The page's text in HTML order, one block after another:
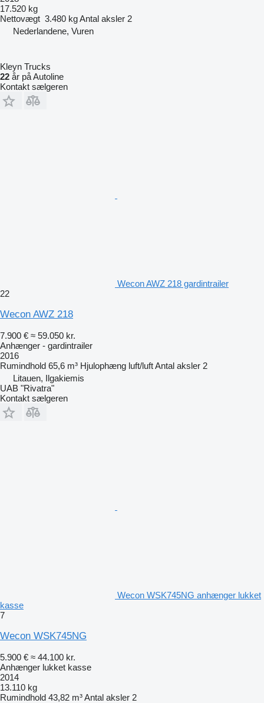
17.520 kg
Nettovægt 3.480 kgAntal aksler 2
Nederlandene, Vuren
Kleyn Trucks
22 år på Autoline
Kontakt sælgeren
Wecon AWZ 218 gardintrailer
22
Wecon AWZ 218
7.900 € ≈ 59.050 kr.
Anhænger - gardintrailer
2016
Rumindhold 65,6 m³ Hjulophæng luft/luftAntal aksler 2
Litauen, Ilgakiemis
UAB "Rivatra"
Kontakt sælgeren
Wecon WSK745NG anhænger lukket
kasse
7
Wecon WSK745NG
5.900 € ≈ 44.100 kr.
Anhænger lukket kasse
2014
13.110 kg
Rumindhold 43,82 m³Antal aksler 2